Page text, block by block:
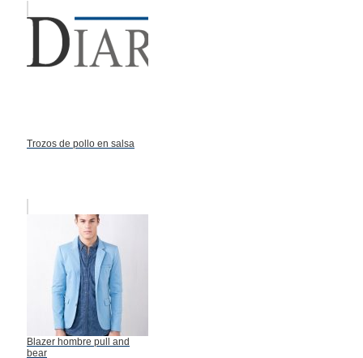
Trozos de pollo en salsa
Blazer hombre pull and
bear